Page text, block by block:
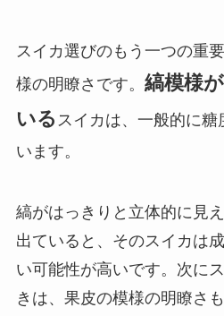
スイカ選びのもう一つの重
様の明瞭さです。 縞模様
いる スイカは、一般的に糖
います。
縞がはっきりと立体的に見
出ていると、そのスイカは
い可能性が高いです。次に
きは、果皮の模様の明瞭さ